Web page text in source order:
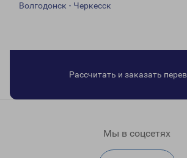
Волгодонск - Черкесск
Рассчитать и заказать
Мы в соцсетях